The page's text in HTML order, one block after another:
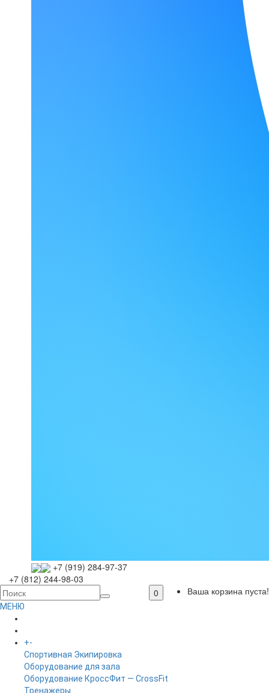
+7 (919) 284-97-37
+7 (812) 244-98-03
0
Ваша корзина пуста!
МЕНЮ
+-
Спортивная Экипировка
Оборудование для зала
Оборудование КроссФит — CrossFit
Тренажеры